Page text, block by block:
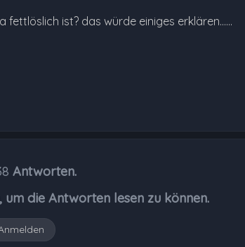
ist? das würde einiges erklären......
Antworten.
die Antworten lesen zu können.